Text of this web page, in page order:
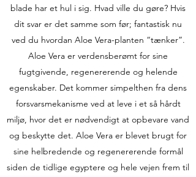
blade har et hul i sig. Hvad ville du gøre? Hvis
dit svar er det samme som før; fantastisk nu
ved du hvordan Aloe Vera-planten “tænker”.
Aloe Vera er verdensberømt for sine
fugtgivende, regenererende og helende
egenskaber. Det kommer simpelthen fra dens
forsvarsmekanisme ved at leve i et så hårdt
miljø, hvor det er nødvendigt at opbevare vand
og beskytte det. Aloe Vera er blevet brugt for
sine helbredende og regenererende formål
siden de tidlige egyptere og hele vejen frem til